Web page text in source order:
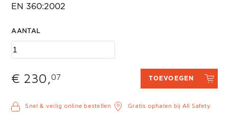
EN 360:2002
AANTAL
€ 230,07 TOEVOEGEN
Snel & veilig online bestellen
Gratis ophalen bij All Safety